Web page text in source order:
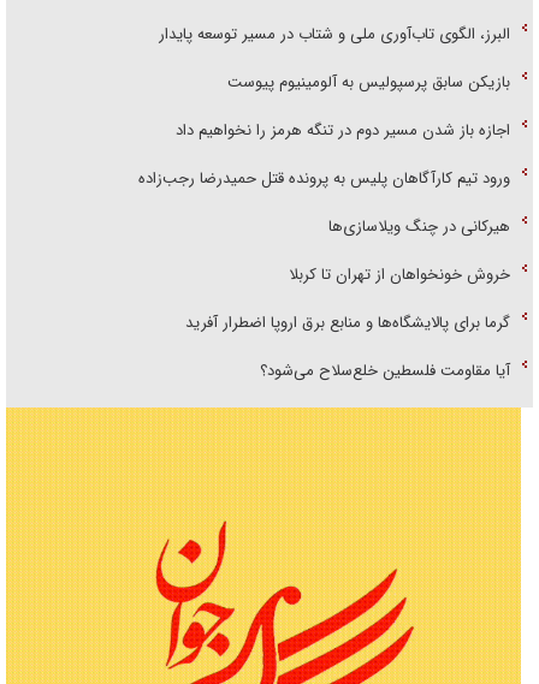
البرز، الگوی تاب‌آوری ملی و شتاب در مسیر توسعه پایدار
بازیکن سابق پرسپولیس به آلومینیوم پیوست
اجازه باز شدن مسیر دوم در تنگه هرمز را نخواهیم داد
ورود تیم کارآگاهان پلیس به پرونده قتل حمیدرضا رجب‌زاده
هیرکانی در چنگ ویلاسازی‌ها
خروش خونخواهان از تهران تا کربلا
گرما برای پالایشگاه‌ها و منابع برق اروپا اضطرار آفرید
آیا مقاومت فلسطین خلع‌سلاح می‌شود؟